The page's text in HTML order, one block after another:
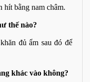
hít bằng nam châm.
thế nào?
đủ ẩm sau đó để
khác vào không?